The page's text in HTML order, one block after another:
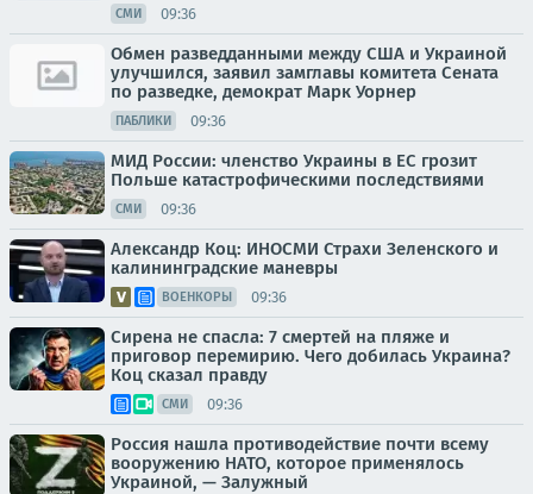
СМИ 09:36
Обмен разведданными между США и Украиной
улучшился, заявил замглавы комитета Сената
по разведке, демократ Марк Уорнер
ПАБЛИКИ 09:36
МИД России: членство Украины в ЕС грозит
Польше катастрофическими последствиями
СМИ 09:36
Александр Коц: ИНОСМИ Страхи Зеленского и
калининградские маневры
ВОЕНКОРЫ 09:36
Сирена не спасла: 7 смертей на пляже и
приговор перемирию. Чего добилась Украина?
Коц сказал правду
СМИ 09:36
Россия нашла противодействие почти всему
вооружению НАТО, которое применялось
Украиной, — Залужный